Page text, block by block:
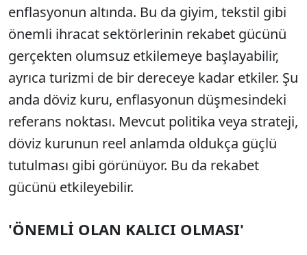
enflasyonun altında. Bu da giyim, tekstil gibi
önemli ihracat sektörlerinin rekabet gücünü
gerçekten olumsuz etkilemeye başlayabilir,
ayrıca turizmi de bir dereceye kadar etkiler. Şu
anda döviz kuru, enflasyonun düşmesindeki
referans noktası. Mevcut politika veya strateji,
döviz kurunun reel anlamda oldukça güçlü
tutulması gibi görünüyor. Bu da rekabet
gücünü etkileyebilir.
'ÖNEMLİ OLAN KALICI OLMASI'